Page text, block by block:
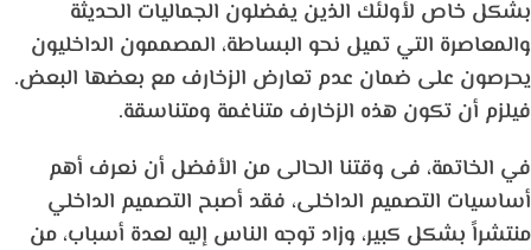
بشكل خاص لأولئك الذين يفضلون الجماليات الحديثة
والمعاصرة التي تميل نحو البساطة، المصممون الداخليون
يحرصون على ضمان عدم تعارض الزخارف مع بعضها البعض.
فيلزم أن تكون هذه الزخارف متناغمة ومتناسقة.
في الخاتمة، فى وقتنا الحالى من الأفضل أن نعرف أهم
أساسيات التصميم الداخلى، فقد أصبح التصميم الداخلي
منتشراً بشكل كبير، وزاد توجه الناس إليه لعدة أسباب، من